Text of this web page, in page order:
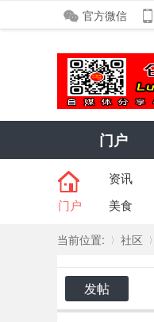
官方微信
门户
门户
资讯
美食
当前位置:
»
社区
›
发帖